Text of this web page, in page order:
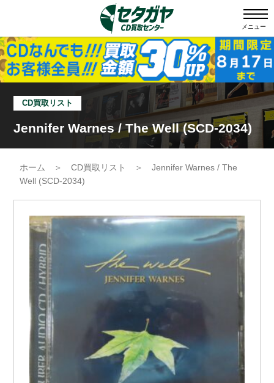
メニュー
CD買取リスト
Jennifer Warnes / The Well (SCD-2034)
ホーム ＞ CD買取リスト ＞
Jennifer Warnes / The
Well (SCD-2034)